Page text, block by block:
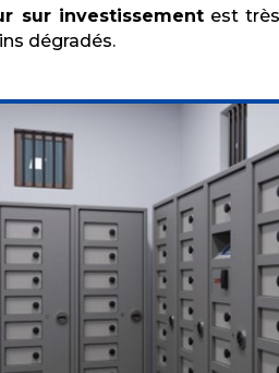
sur investissementest très
dégradés.